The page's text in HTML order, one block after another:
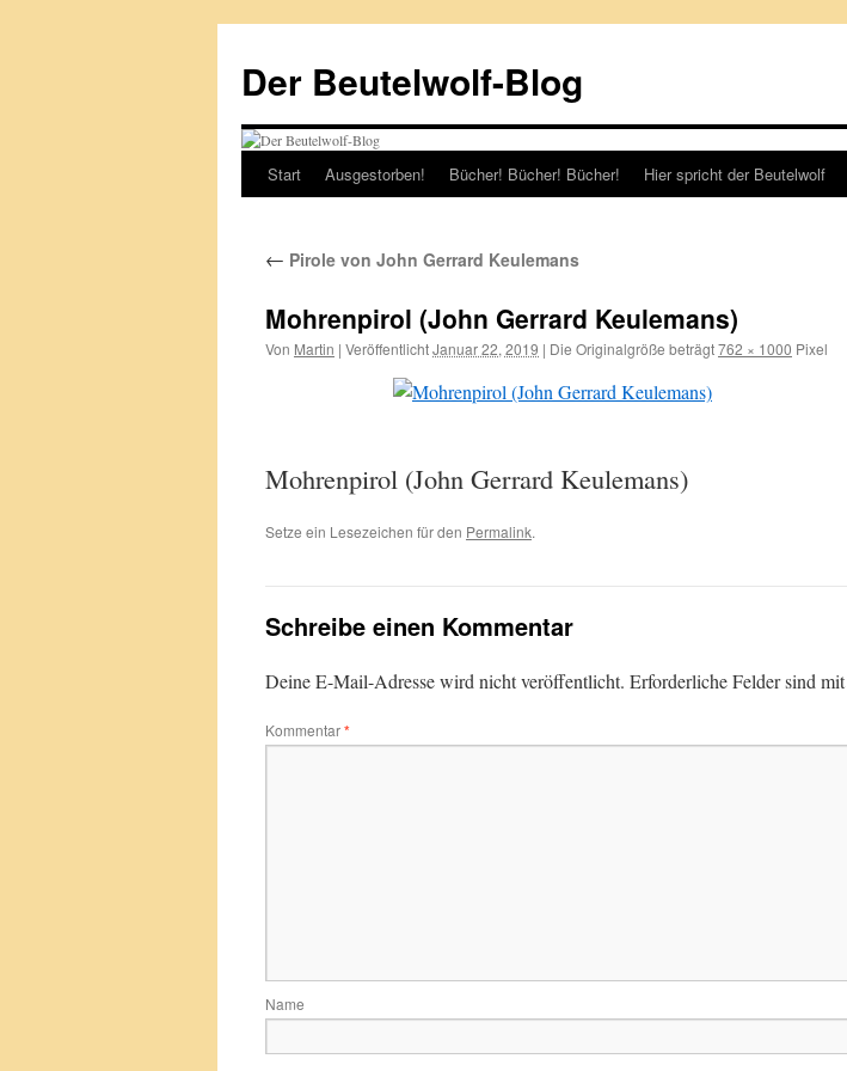
springen
Der Beutelwolf-Blog
Start Ausgestorben! Bücher! Bücher! Bücher! Hier spricht der Beutelwolf
← Pirole von John Gerrard Keulemans
Mohrenpirol (John Gerrard Keulemans)
Von Martin | VeröffentlichtJanuar 22, 2019 | Die Originalgröße beträgt762 × 1000 Pixel
Mohrenpirol (John Gerrard Keulemans)
Setze ein Lesezeichen für den Permalink.
Schreibe einen Kommentar
Deine E-Mail-Adresse wird nicht veröffentlicht. Erforderliche Felder sind mit
Kommentar*
Name